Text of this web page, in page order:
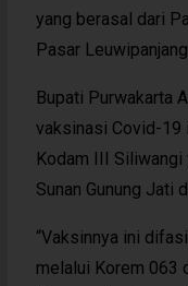
yang berasal dari
Pasar Leuwipanjang.
Bupati Purwakarta
vaksinasi Covid-19
Kodam III Siliwangi
Sunan Gunung Jati
“Vaksinnya ini
melalui Korem 063